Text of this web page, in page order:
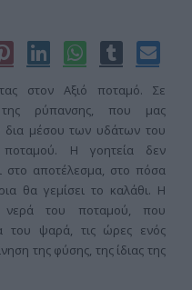
στον Αξιό ποταμό. Σε
ρύπανσης, που μας
δια μέσου των υδάτων του
ποταμού. Η γοητεία δεν
στο αποτέλεσμα, στο πόσα
θα γεμίσει το καλάθι. Η
νερά του ποταμού, που
του ψαρά, τις ώρες ενός
της φύσης, της ίδιας της